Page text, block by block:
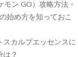
ン GO）攻略方法・
始め方を知っておこ
スカルプエッセンスに
？